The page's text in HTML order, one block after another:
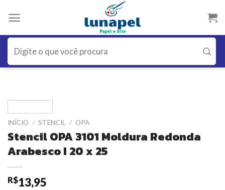
Pesquisar
por:
INÍCIO / STENCIL / OPA
Stencil OPA 3101 Moldura Redonda
Arabesco I 20 x 25
R$13,95